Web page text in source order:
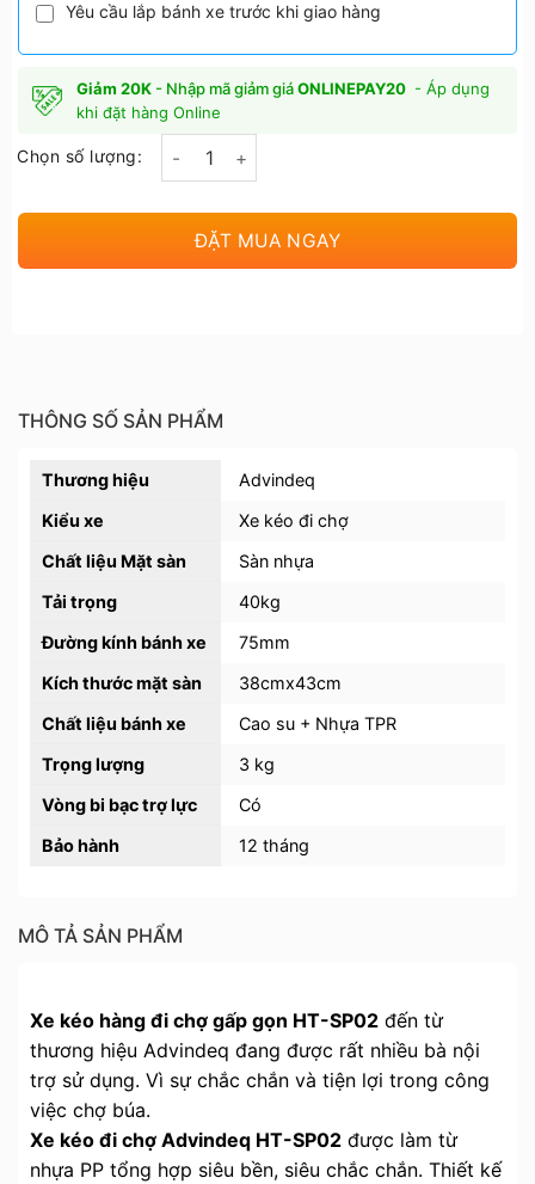
Yêu cầu lắp bánh xe trước khi giao hàng
Giảm 20K - Nhập mã giảm giáONLINEPAY20 - Áp dụng
khi đặt hàng Online
Chọn số lượng:
ĐẶT MUA NGAY
THÔNG SỐ SẢN PHẨM
Thương hiệu
Advindeq
Kiểu xe
Xe kéo đi chợ
Chất liệu Mặt sàn
Sàn nhựa
Tải trọng
40kg
Đường kính bánh xe
75mm
Kích thước mặt sàn
38cmx43cm
Chất liệu bánh xe
Cao su + Nhựa TPR
Trọng lượng
3 kg
Vòng bi bạc trợ lực
Có
Bảo hành
12 tháng
MÔ TẢ SẢN PHẨM
Xe kéo hàng đi chợ gấp gọn HT-SP02 đến từ
thương hiệu Advindeq đang được rất nhiều bà nội
trợ sử dụng. Vì sự chắc chắn và tiện lợi trong công
việc chợ búa.
Xe kéo đi chợ Advindeq HT-SP02 được làm từ
nhựa PP tổng hợp siêu bền, siêu chắc chắn. Thiết kế